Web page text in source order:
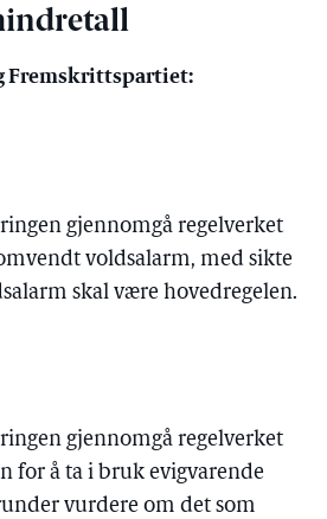
Fremskrittspartiet:
gjennomgå regelverket
voldsalarm, med sikte
skal være hovedregelen.
gjennomgå regelverket
for å ta i bruk evigvarende
vurdere om det som